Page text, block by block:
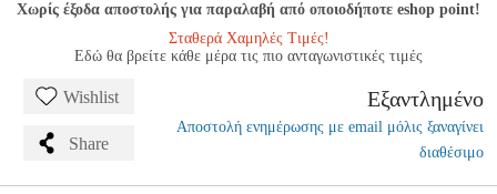
Χωρίς έξοδα αποστολής για παραλαβή από οποιοδήποτε eshop point!
Σταθερά Χαμηλές Τιμές!
Εδώ θα βρείτε κάθε μέρα τις πιο ανταγωνιστικές τιμές
Wishlist
Share
Εξαντλημένο
Αποστολή ενημέρωσης με email μόλις ξαναγίνει
διαθέσιμο